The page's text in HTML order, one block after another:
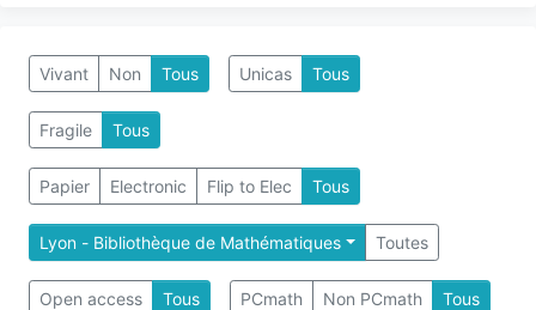
Vivant Non Tous Unicas Tous
Fragile Tous
Papier Electronic Flip to Elec Tous
Lyon - Bibliothèque de Mathématiques Toutes
Open access Tous PCmath Non PCmath Tous